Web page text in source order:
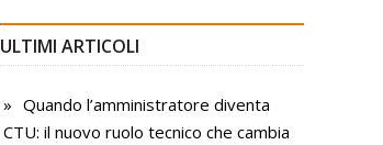
ULTIMI ARTICOLI
Quando l’amministratore diventa
CTU: il nuovo ruolo tecnico che cambia